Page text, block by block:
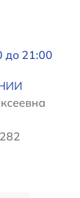
до 21:00